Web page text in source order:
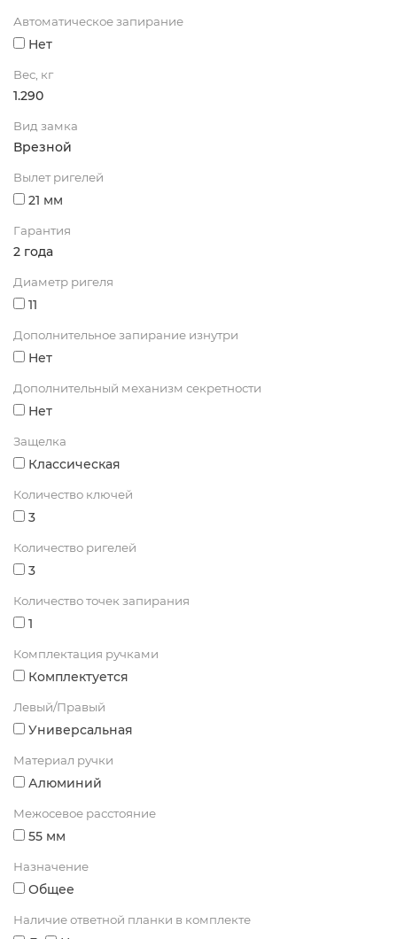
Автоматическое запирание
Нет
Вес, кг
1.290
Вид замка
Врезной
Вылет ригелей
21 мм
Гарантия
2 года
Диаметр ригеля
11
Дополнительное запирание изнутри
Нет
Дополнительный механизм секретности
Нет
Защелка
Классическая
Количество ключей
3
Количество ригелей
3
Количество точек запирания
1
Комплектация ручками
Комплектуется
Левый/Правый
Универсальная
Материал ручки
Алюминий
Межосевое расстояние
55 мм
Назначение
Общее
Наличие ответной планки в комплекте